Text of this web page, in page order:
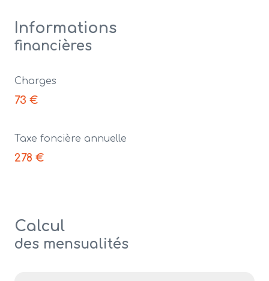
Informations
financières
Charges
73 €
Taxe foncière annuelle
278 €
Calcul
des mensualités